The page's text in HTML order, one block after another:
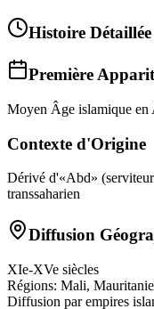
Histoire Détaillée
Première
Moyen Âge islamique en
Contexte d'Origine
Dérivé d'«Abd»
transsaharien
Diffusion
XIe-XVe siècles
Régions: Mali,
Diffusion par empires